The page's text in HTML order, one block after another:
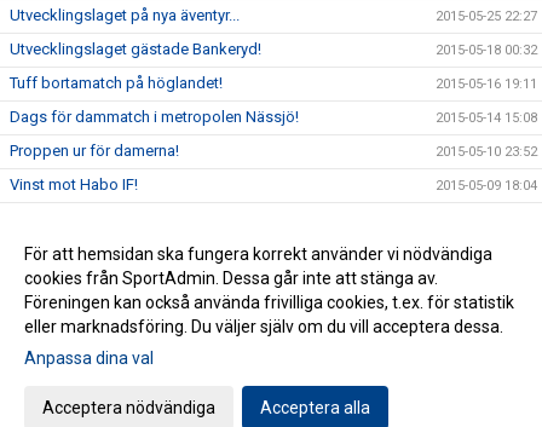
Utvecklingslaget på nya äventyr... 2015-05-25 22:27
Utvecklingslaget gästade Bankeryd! 2015-05-18 00:32
Tuff bortamatch på höglandet! 2015-05-16 19:11
Dags för dammatch i metropolen Nässjö! 2015-05-14 15:08
Proppen ur för damerna! 2015-05-10 23:52
Vinst mot Habo IF! 2015-05-09 18:04
Premiärvinst för damerna! 2015-04-29 16:40
Förlust i näst sista träningsmatchen 2014-04-12 19:45
Gå till Webbversion
För att hemsidan ska fungera korrekt använder vi nödvändiga
cookies från SportAdmin. Dessa går inte att stänga av.
Föreningen kan också använda frivilliga cookies, t.ex. för statistik
eller marknadsföring. Du väljer själv om du vill acceptera dessa.
Anpassa dina val
Acceptera nödvändiga Acceptera alla